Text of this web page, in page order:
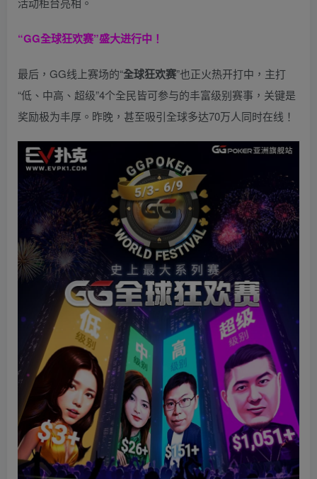
“GG全球狂欢赛”盛大进行中！
最后，GG线上赛场的“全球狂欢赛”也正火热开打中，主打
“低、中高、超级”4个全民皆可参与的丰富级别赛事，关键是
奖励极为丰厚。 昨晚，甚至吸引全球多达70万人同时在线！